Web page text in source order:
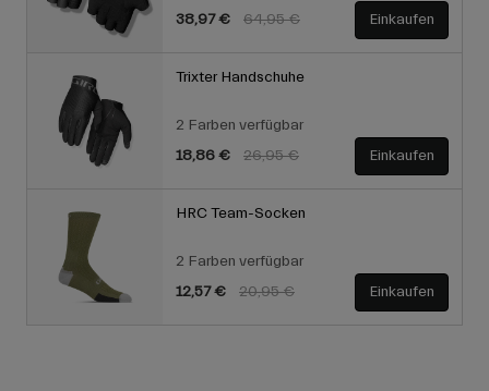
Price reduced from
64,95 €to
38,97 € Einkaufen
Trixter Handschuhe
2 Farben verfügbar
Price reduced from
26,95 €to
18,86 € Einkaufen
HRC Team-Socken
2 Farben verfügbar
Price reduced from
20,95 €to
12,57 € Einkaufen